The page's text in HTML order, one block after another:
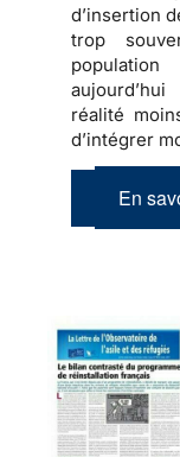
d’insertion
trop
population
réalité
d’intégrer
En